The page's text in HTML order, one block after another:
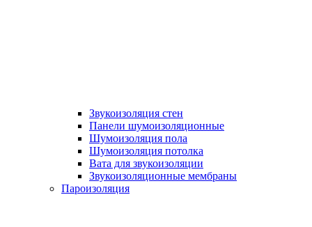
Звукоизоляция стен
Панели шумоизоляционные
Шумоизоляция пола
Шумоизоляция потолка
Вата для звукоизоляции
Звукоизоляционные мембраны
Пароизоляция